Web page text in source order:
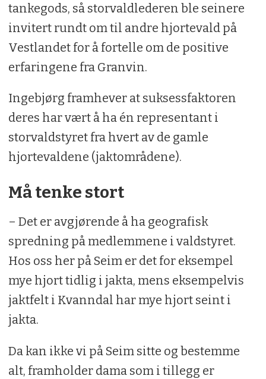
tankegods, så storvaldlederen ble seinere
invitert rundt om til andre hjortevald på
Vestlandet for å fortelle om de positive
erfaringene fra Granvin.
Ingebjørg framhever at suksessfaktoren
deres har vært å ha én representant i
storvaldstyret fra hvert av de gamle
hjortevaldene (jaktområdene).
Må tenke stort
– Det er avgjørende å ha geografisk
spredning på medlemmene i valdstyret.
Hos oss her på Seim er det for eksempel
mye hjort tidlig i jakta, mens eksempelvis
jaktfelt i Kvanndal har mye hjort seint i
jakta.
Da kan ikke vi på Seim sitte og bestemme
alt, framholder dama som i tillegg er